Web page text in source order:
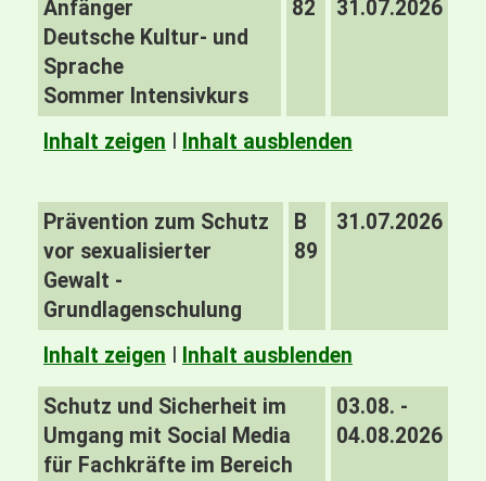
Anfänger
Deutsche Kultur- und
Sprache
Sommer Intensivkurs
82
31.07.2026
Inhalt zeigen Inhalt ausblenden
Prävention zum Schutz
vor sexualisierter
Gewalt -
Grundlagenschulung
B
89
31.07.2026
Inhalt zeigen Inhalt ausblenden
Schutz und Sicherheit im
Umgang mit Social Media
für Fachkräfte im Bereich
03.08. -
04.08.2026